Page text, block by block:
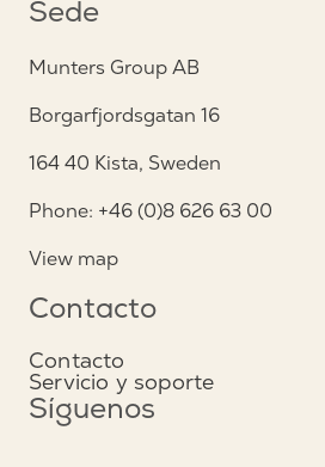
Sede
Munters Group AB
Borgarfjordsgatan 16
164 40 Kista, Sweden
Phone: +46 (0)8 626 63 00
View map
Contacto
Contacto
Servicio y soporte
Síguenos